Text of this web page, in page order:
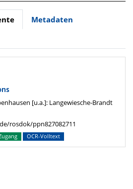
Metadaten
[u.a.]: Langewiesche-Brandt
rosdok/ppn827082711
OCR-Volltext